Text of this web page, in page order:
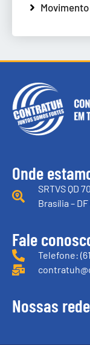
Onde
SRTVS QD
Brasília –
Fale
Telefone:
Nossas